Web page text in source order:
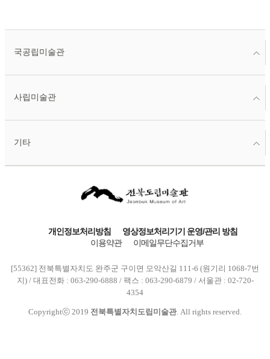
국공립미술관
사립미술관
기타
개인정보처리방침
영상정보처리기기 운영/관리 방침
이용약관
이메일무단수집거부
[55362] 전북특별자치도 완주군 구이면 모악산길 111-6 (원기리 1068-7번
지) / 대표전화 : 063-290-6888 / 팩스 : 063-290-6879 / 서울관 : 02-720-
4354
Copyrightⓒ 2019 전북특별자치도립미술관. All rights reserved.